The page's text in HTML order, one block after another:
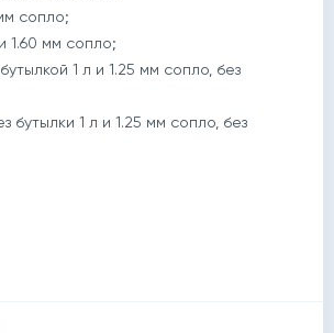
сопло;
1.60 мм сопло;
1 л и 1.25 мм сопло, без
бутылки 1 л и 1.25 мм сопло, без